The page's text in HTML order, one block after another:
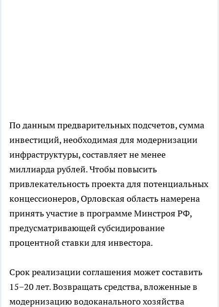
По данным предварительных подсчетов, сумма
инвестиций, необходимая для модернизации
инфраструктуры, составляет не менее
миллиарда рублей. Чтобы повысить
привлекательность проекта для потенциальных
концессионеров, Орловская область намерена
принять участие в программе Минстроя РФ,
предусматривающей субсидирование
процентной ставки для инвестора.
Срок реализации соглашения может составить
15−20 лет. Возвращать средства, вложенные в
модернизацию водоканального хозяйства